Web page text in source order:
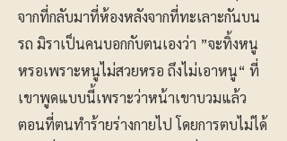
จากที่กลับมาที่ห้องหลังจากที่ทะเลาะกันบน
รถ มิราเป็นคนบอกกับตนเองว่า ”จะทิ้งหนู
หรอเพราะหนูไม่สวยหรอ ถึงไม่เอาหนู“ ที่
เขาพูดแบบนี้เพราะว่าหน้าเขาบวมแล้ว
ตอนที่ตนทำร้ายร่างกายไป โดยการตบไม่ได้